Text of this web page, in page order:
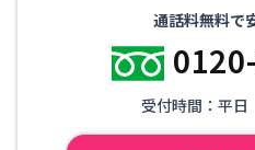
通話料無料で
受付時間：平